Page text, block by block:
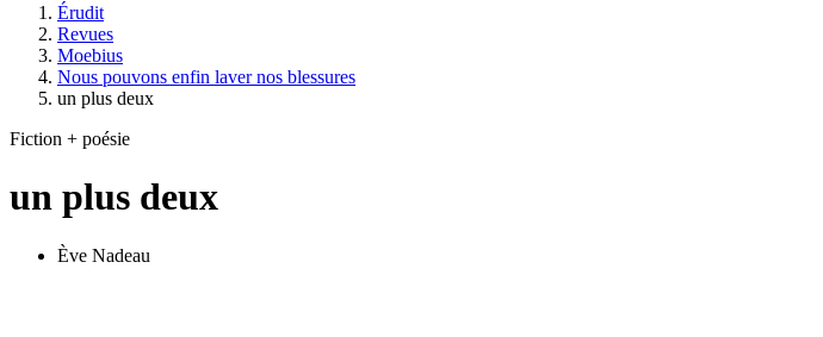
Érudit
Revues
Moebius
Nous pouvons enfin laver nos blessures
un plus deux
Fiction + poésie
un plus deux
Ève Nadeau